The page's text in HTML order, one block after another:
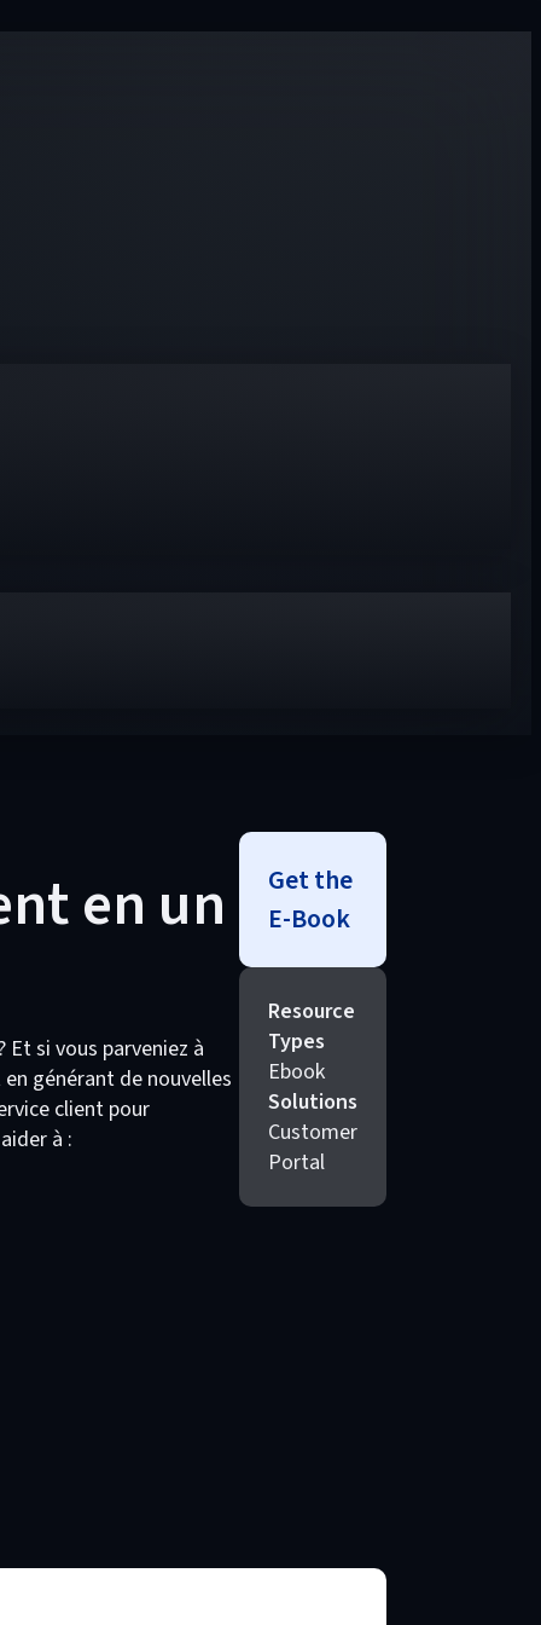
en un
si vous parveniez à
générant de nouvelles
client pour
à :
Get the
E-Book
Resource
Types
Ebook
Solutions
Customer
Portal